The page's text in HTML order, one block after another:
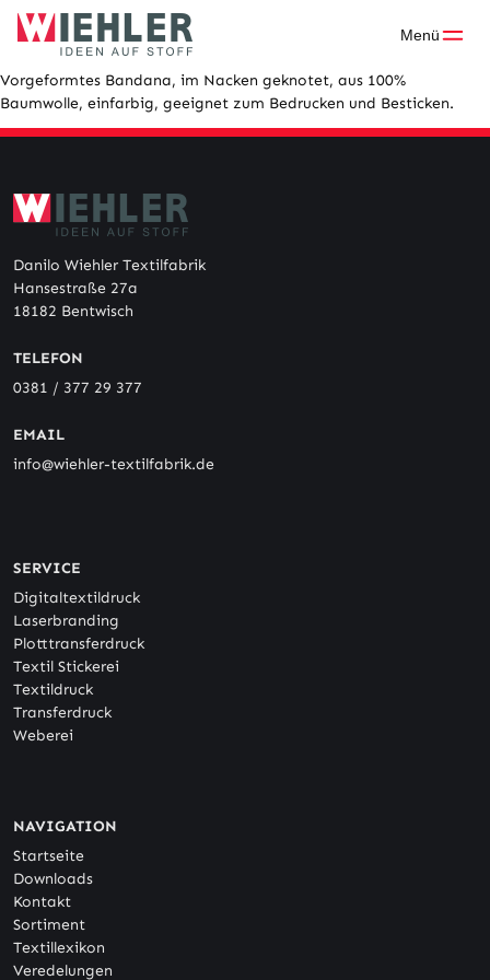
Skip
Menü
Vorgeformtes Bandana, im Nacken geknotet, aus 100%
Baumwolle, einfarbig, geeignet zum Bedrucken und Besticken.
Danilo Wiehler Textilfabrik
Hansestraße 27a
18182 Bentwisch
TELEFON
0381 / 377 29 377
EMAIL
info@wiehler-textilfabrik.de
SERVICE
Digitaltextildruck
Laserbranding
Plotttransferdruck
Textil Stickerei
Textildruck
Transferdruck
Weberei
NAVIGATION
Startseite
Downloads
Kontakt
Sortiment
Textillexikon
Veredelungen